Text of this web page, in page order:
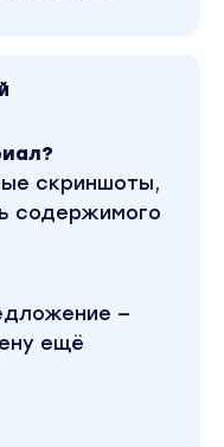
скриншоты,
содержимого
—
ещё